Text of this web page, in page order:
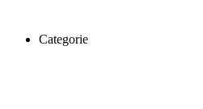
Categorie